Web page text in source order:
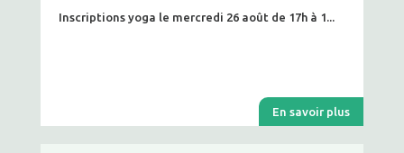
Inscriptions yoga le mercredi 26 août de 17h à 1...
En savoir plus